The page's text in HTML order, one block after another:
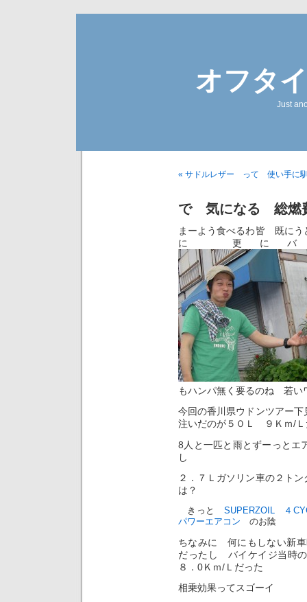
オフタ
Just
« サドルレザー って 使い手に
で 気になる 総燃
まーよう食べるわ皆 既に
に 更にバ
もハンパ無く要るのね 若い
今回の香川県ウドンツアー
注いだのが５０Ｌ ９Ｋｍ/Ｌ
8人と一匹と雨とずーっと
し
２．７Ｌガソリン車の２ト
は？
きっと SUPERZOIL ４
パワーエアコン のお陰
ちなみに 何にもしない新
だったし バイケイジ当時
８．0Ｋｍ/Ｌだった
相乗効果ってスゴーイ